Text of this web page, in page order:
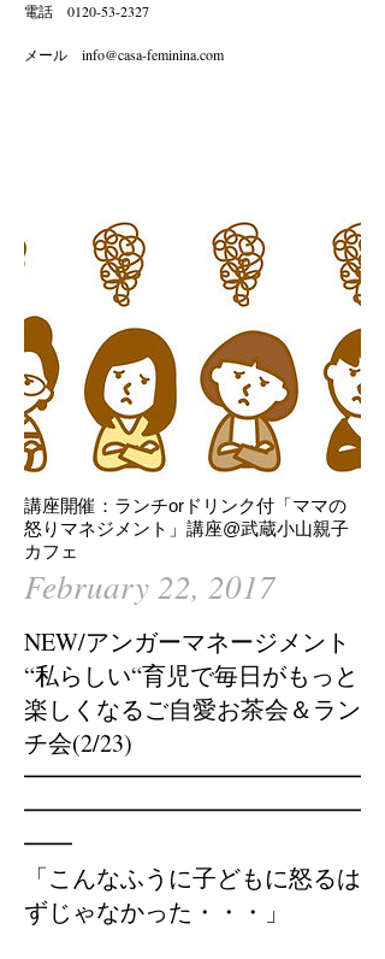
電話 0120-53-2327
メール info@casa-feminina.com
講座開催：ランチorドリンク付「ママの
怒りマネジメント」講座@武蔵小山親子
カフェ
February 22, 2017
NEW/アンガーマネージメント
“私らしい“育児で毎日がもっと
楽しくなるご自愛お茶会＆ラン
チ会(2/23)
━━━━━━━━━━━━━━
━━━━━━━━━━━━━━
━━
「こんなふうに子どもに怒るは
ずじゃなかった・・・」